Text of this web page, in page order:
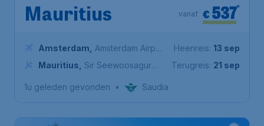
Mauritius € 537*
vanaf
Amsterdam
Amsterdam Airport
Schiphol
Mauritius
Sir Seewoosagur
Heenreis: 13 sep
Terugreis: 21 sep
1u geleden gevonden • Saudia